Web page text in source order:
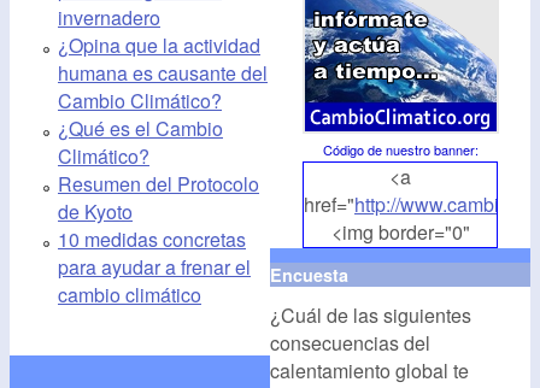
invernadero
¿Opina que la actividad
humana es causante del
Cambio Climático?
¿Qué es el Cambio
Climático?
Resumen del Protocolo
de Kyoto
10 medidas concretas
para ayudar a frenar el
cambio climático
Código de nuestro banner:
<a
href="http://
<img border="0"
align="middle"
src="http://
alt="CambioClimatico.org"
/></a>
Encuesta
¿Cuál de las siguientes
consecuencias del
calentamiento global te